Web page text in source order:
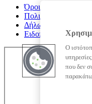
Όροι χρήσης
Πολιτική απορρήτου
Δήλωση απορρήτου
Ειδοποίηση για
Ο
που δεν